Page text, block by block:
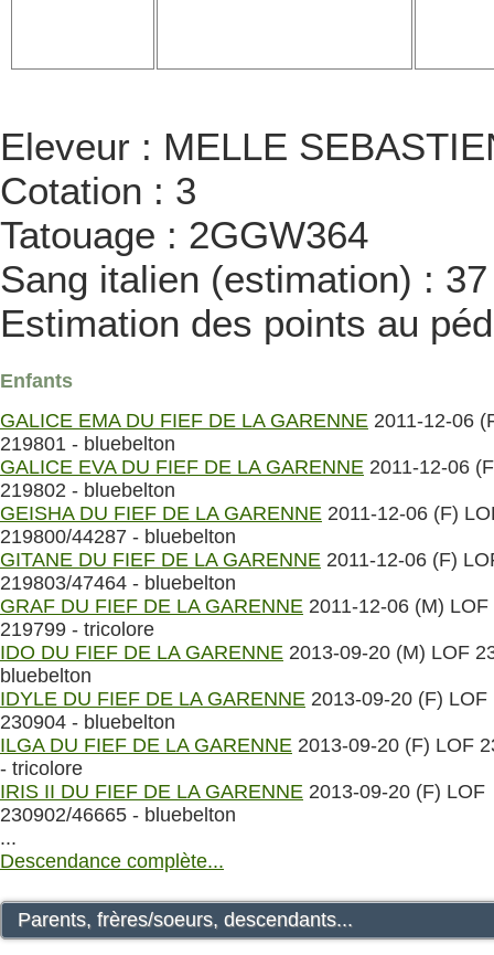
Eleveur : MELLE
Cotation : 3
Tatouage : 2GGW364
Sang italien (estimation) :
Estimation des points au
Enfants
GALICE EMA DU FIEF DE LA GARENNE 2011-12-06
219801 - bluebelton
GALICE EVA DU FIEF DE LA GARENNE 2011-12-06
219802 - bluebelton
GEISHA DU FIEF DE LA GARENNE 2011-12-06 (F)
219800/44287 - bluebelton
GITANE DU FIEF DE LA GARENNE 2011-12-06 (F)
219803/47464 - bluebelton
GRAF DU FIEF DE LA GARENNE 2011-12-06 (M) LOF
219799 - tricolore
IDO DU FIEF DE LA GARENNE 2013-09-20 (M) LOF
bluebelton
IDYLE DU FIEF DE LA GARENNE 2013-09-20 (F) LOF
230904 - bluebelton
ILGA DU FIEF DE LA GARENNE 2013-09-20 (F) LOF
- tricolore
IRIS II DU FIEF DE LA GARENNE 2013-09-20 (F) LOF
230902/46665 - bluebelton
...
Descendance complète...
Parents, frères/soeurs, descendants...